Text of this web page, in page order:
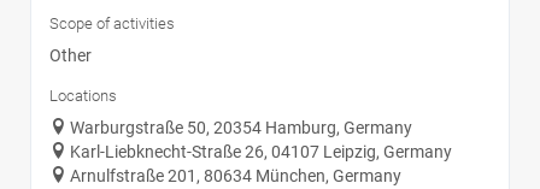
Scope of activities
Other
Locations
Warburgstraße 50, 20354 Hamburg, Germany
Karl-Liebknecht-Straße 26, 04107 Leipzig, Germany
Arnulfstraße 201, 80634 München, Germany